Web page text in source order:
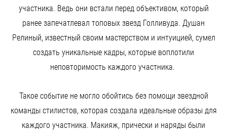
участника. Ведь они встали перед объективом, который
ранее запечатлевал топовых звезд Голливуда. Душан
Релиный, известный своим мастерством и интуицией, сумел
создать уникальные кадры, которые воплотили
неповторимость каждого участника.
Такое событие не могло обойтись без помощи звездной
команды стилистов, которая создала идеальные образы для
каждого участника. Макияж, прически и наряды были